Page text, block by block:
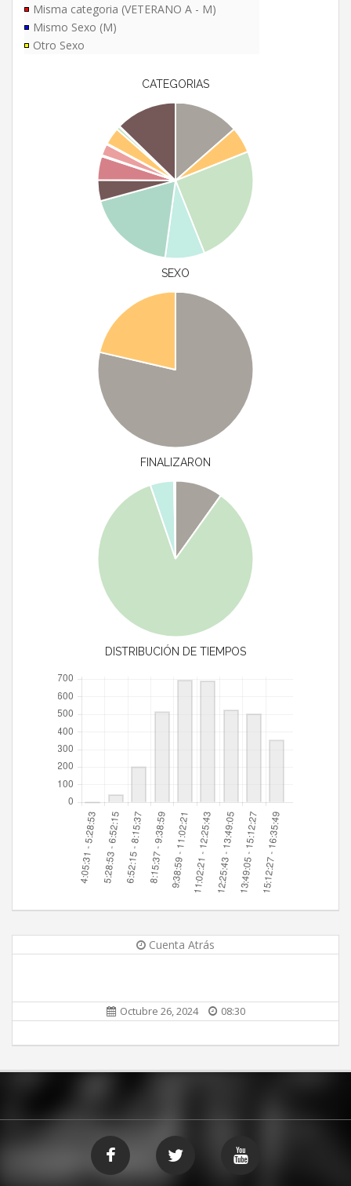
Misma categoria (VETERANO A - M)
Mismo Sexo (M)
Otro Sexo
CATEGORIAS
SEXO
FINALIZARON
DISTRIBUCIÓN DE TIEMPOS
Cuenta Atrás
Octubre 26, 2024 08:30